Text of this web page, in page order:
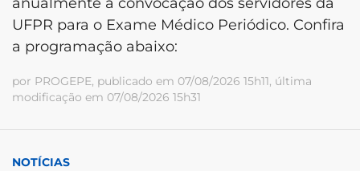
UFPR para o Exame Médico Periódico. Confira
a programação abaixo:
por PROGEPE, publicado em 07/08/2026 15h11, última
modificação em 07/08/2026 15h31
NOTÍCIAS